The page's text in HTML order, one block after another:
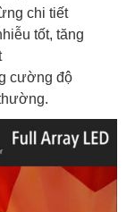
chi tiết
tốt, tăng
cường độ